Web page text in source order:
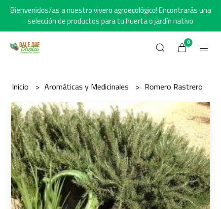
Bienvenidos/as a nuestro vivero agroecológico! Encontrarás una
selección de productos para tu huerta o jardín nativo
0
Inicio Aromáticas y Medicinales Romero Rastrero